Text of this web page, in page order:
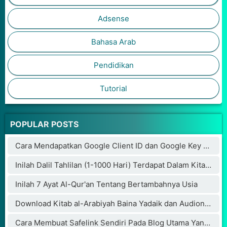
Adsense
Bahasa Arab
Pendidikan
Tutorial
POPULAR POSTS
Cara Mendapatkan Google Client ID dan Google Key API
Inilah Dalil Tahlilan (1-1000 Hari) Terdapat Dalam Kitab Weda Hindu Bikin Penulisnya Masuk Islam
Inilah 7 Ayat Al-Qur'an Tentang Bertambahnya Usia
Download Kitab al-Arabiyah Baina Yadaik dan Audionya
Cara Membuat Safelink Sendiri Pada Blog Utama Yang Aman Buat Adsense